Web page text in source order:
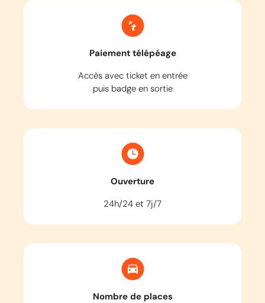
Paiement télépéage
Accès avec ticket en entrée
puis badge en sortie
Ouverture
24h/24 et 7j/7
Nombre de places